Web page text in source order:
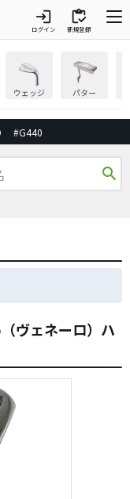
login
ログイン
inventory
新規登録
ウェッジ パター
#G440
search
ヴェネーロ）ハ